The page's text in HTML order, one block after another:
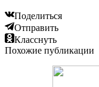
Поделиться
Отправить
Класснуть
Похожие публикации